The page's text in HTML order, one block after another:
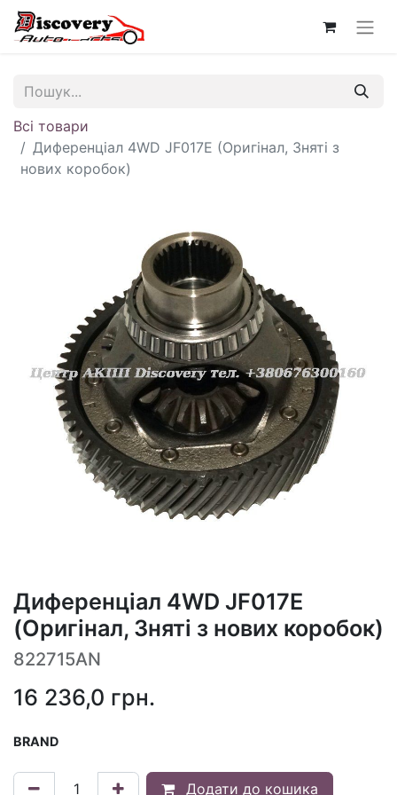
Всі товари
Диференціал 4WD JF017E (Оригінал, Зняті з
нових коробок)
Диференціал 4WD JF017E
(Оригінал, Зняті з нових коробок)
822715AN
16 236,0 грн.
BRAND
Додати до кошика